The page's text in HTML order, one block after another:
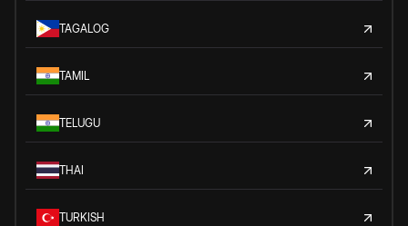
TAGALOG
TAMIL
TELUGU
THAI
TURKISH